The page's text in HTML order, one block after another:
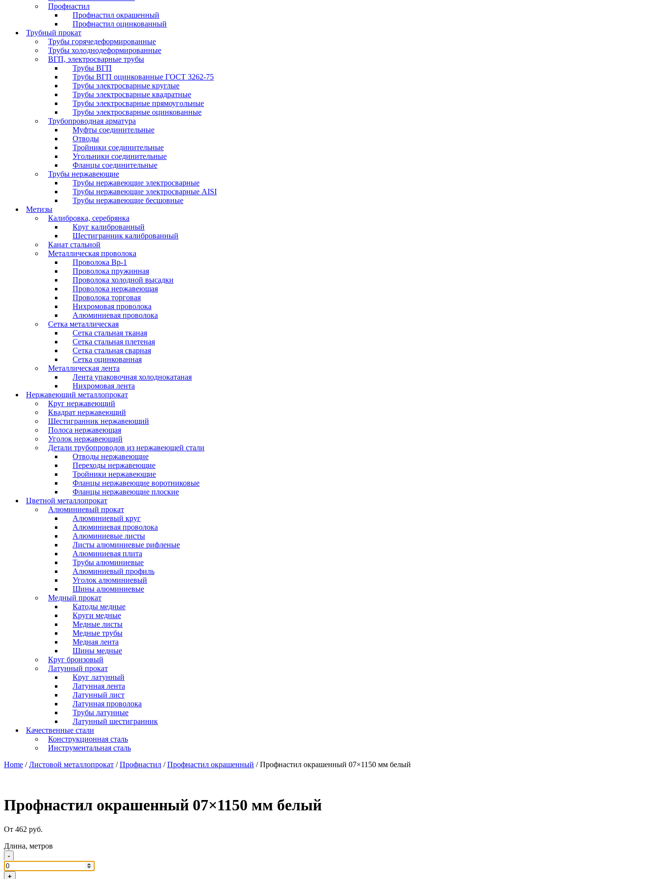
Профнастил
Профнастил окрашенный
Профнастил оцинкованный
Трубный прокат
Трубы горячедеформированные
Трубы холоднодеформированные
ВГП, электросварные трубы
Трубы ВГП
Трубы ВГП оцинкованные ГОСТ 3262-75
Трубы электросварные круглые
Трубы электросварные квадратные
Трубы электросварные прямоугольные
Трубы электросварные оцинкованные
Трубопроводная арматура
Муфты соединительные
Отводы
Тройники соединительные
Угольники соединительные
Фланцы соединительные
Трубы нержавеющие
Трубы нержавеющие электросварные
Трубы нержавеющие электросварные AISI
Трубы нержавеющие бесшовные
Метизы
Калибровка, серебрянка
Круг калиброванный
Шестигранник калиброванный
Канат стальной
Металлическая проволока
Проволока Вр-1
Проволока пружинная
Проволока холодной высадки
Проволока нержавеющая
Проволока торговая
Нихромовая проволока
Алюминиевая проволока
Сетка металлическая
Сетка стальная тканая
Сетка стальная плетеная
Сетка стальная сварная
Сетка оцинкованная
Металлическая лента
Лента упаковочная холоднокатаная
Нихромовая лента
Нержавеющий металлопрокат
Круг нержавеющий
Квадрат нержавеющий
Шестигранник нержавеющий
Полоса нержавеющая
Уголок нержавеющий
Детали трубопроводов из нержавеющей стали
Отводы нержавеющие
Переходы нержавеющие
Тройники нержавеющие
Фланцы нержавеющие воротниковые
Фланцы нержавеющие плоские
Цветной металлопрокат
Алюминиевый прокат
Алюминиевый круг
Алюминиевая проволока
Алюминиевые листы
Листы алюминиевые рифленые
Алюминиевая плита
Трубы алюминиевые
Алюминиевый профиль
Уголок алюминиевый
Шины алюминиевые
Медный прокат
Катоды медные
Круги медные
Медные листы
Медные трубы
Медная лента
Шины медные
Круг бронзовый
Латунный прокат
Круг латунный
Латунная лента
Латунный лист
Латунная проволока
Трубы латунные
Латунный шестигранник
Качественные стали
Конструкционная сталь
Инструментальная сталь
Home /Листовой металлопрокат /Профнастил /Профнастил окрашенный / Профнастил окрашенный 07×1150 мм белый
Профнастил окрашенный 07×1150 мм белый
От 462 руб.
Длина, метров
-
+